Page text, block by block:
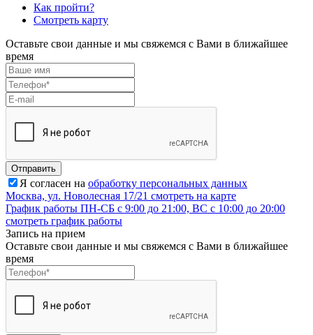
Как пройти?
Смотреть карту
Оставьте свои данные и мы свяжемся с Вами в ближайшее
время
Отправить
Я согласен на обработку персональных данных
Москва, ул. Новолесная 17/21 смотреть на карте
График работы ПН-СБ с 9:00 до 21:00, ВС с 10:00 до 20:00
смотреть график работы
Запись на прием
Оставьте свои данные и мы свяжемся с Вами в ближайшее
время